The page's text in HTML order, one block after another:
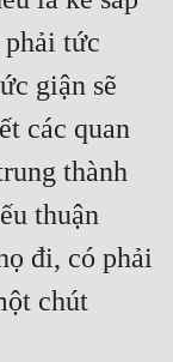
tức
giận sẽ
các quan
thành
thuận
đi, có phải
chút